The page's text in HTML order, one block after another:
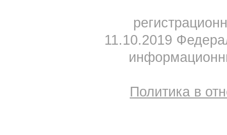
11.10.2019
Политика в